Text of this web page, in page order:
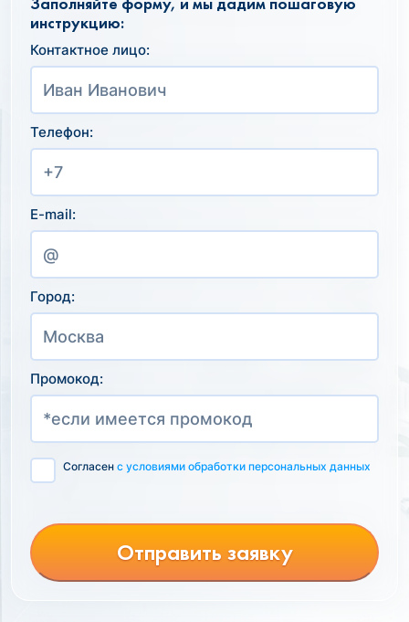
инструкцию:
Контактное лицо:
Телефон:
E-mail:
Город:
Промокод:
Согласен с условиями обработки персональных данных
Отправить заявку